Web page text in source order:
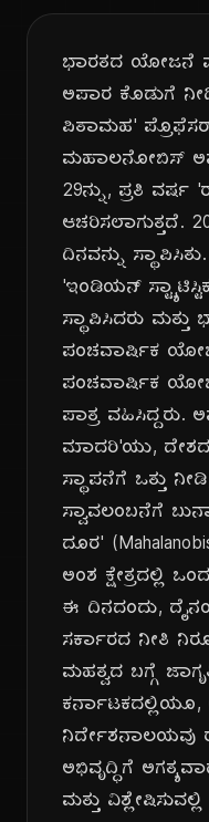
ಭಾರತದ ಯೋಜನೆ
ಅಪಾರ ಕೊಡುಗೆ
ಪಿತಾಮಹ' ಪ್ರೊಫೆಸರ್
ಮಹಾಲನೋಬಿಸ್
29ನ್ನು, ಪ್ರತಿ ವರ್ಷ
ಆಚರಿಸಲಾಗುತ್ತದೆ.
ದಿನವನ್ನು
'ಇಂಡಿಯನ್
ಸ್ಥಾಪಿಸಿದರು ಮತ್ತು
ಪಂಚವಾರ್ಷಿಕ
ಪಂಚವಾರ್ಷಿಕ
ಪಾತ್ರ
ಮಾದರಿ'ಯು,
ಸ್ಥಾಪನೆಗೆ ಒತ್ತು
ಸ್ವಾವಲಂಬನೆಗೆ
ದೂರ'
ಅಂಶ ಕ್ಷೇತ್ರದಲ್ಲಿ
ಈ ದಿನದಂದು,
ಸರ್ಕಾರದ ನೀತಿ
ಮಹತ್ವದ ಬಗ್ಗೆ
ಕರ್ನಾಟಕದಲ್ಲಿಯೂ,
ನಿರ್ದೇಶನಾಲಯವು
ಅಭಿವೃದ್ಧಿಗೆ
ಮತ್ತು